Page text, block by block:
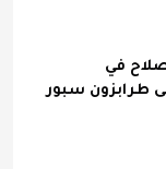
في
طرابزون سبور